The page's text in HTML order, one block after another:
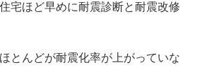
宅ほど早めに耐震診断と耐震改修
とんどが耐震化率が上がっていな